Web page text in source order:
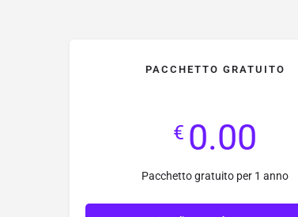
PACCHETTO GRATUITO
€ 0.00
Pacchetto gratuito per 1 anno